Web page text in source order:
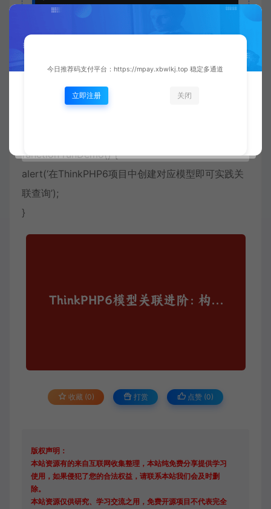
    'user',
    'products.category',
    $query->where('price', '>', 100);
->order('create_time', 'desc')
->paginate(10);
function runDemo() {
alert(‘在ThinkPHP6项目中创建对应模型即可实践关
联查询’);
}
收藏 (0) 打赏 点赞 (0)
版权声明：
本站资源有的来自互联网收集整理，本站纯免费分享提供学习
使用，如果侵犯了您的合法权益，请联系本站我们会及时删
除。
本站资源仅供研究、学习交流之用，免费开源项目不代表完全
今日推荐码支付平台：https://mpay.xbwlkj.top 稳定多通道
立即注册 关闭